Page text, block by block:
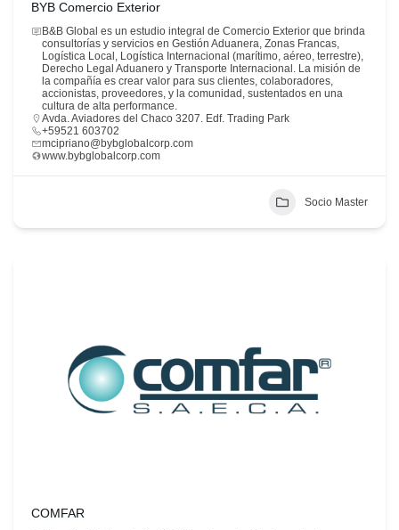
BYB Comercio Exterior
B&B Global es un estudio integral de Comercio Exterior que brinda
consultorías y servicios en Gestión Aduanera, Zonas Francas,
Logística Local, Logística Internacional (marítimo, aéreo, terrestre),
Derecho Legal Aduanero y Transporte Internacional. La misión de
la compañía es crear valor para sus clientes, colaboradores,
accionistas, proveedores, y la comunidad, sustentados en una
cultura de alta performance.
Avda. Aviadores del Chaco 3207. Edf. Trading Park
+59521 603702
mcipriano@bybglobalcorp.com
www.bybglobalcorp.com
Socio Master
COMFAR